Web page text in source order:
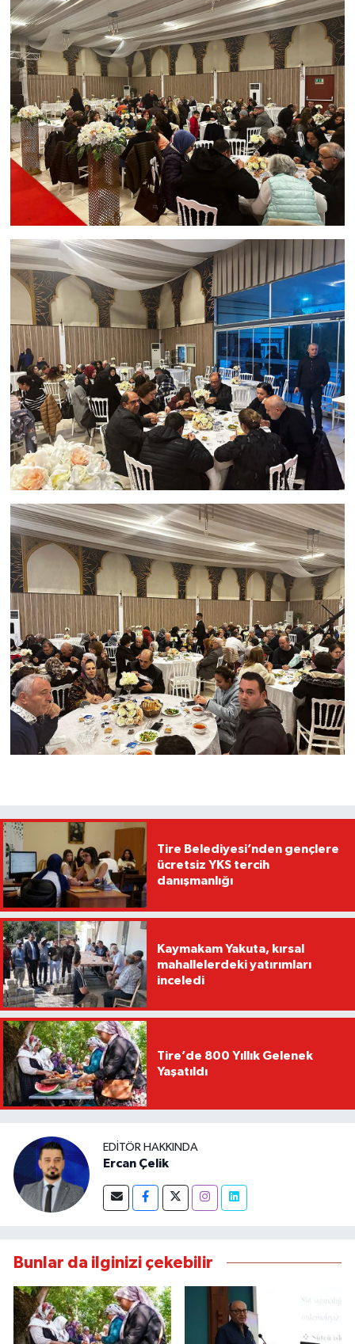
Tire Belediyesi’nden gençlere
ücretsiz YKS tercih
danışmanlığı
Kaymakam Yakuta, kırsal
mahallelerdeki yatırımları
inceledi
Tire’de 800 Yıllık Gelenek
Yaşatıldı
EDITÖR HAKKINDA
Ercan Çelik
Bunlar da ilginizi çekebilir